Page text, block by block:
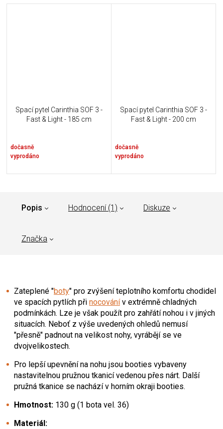
Spací pytel Carinthia SOF 3 -
Fast & Light - 185 cm
dočasně
vyprodáno
Spací pytel Carinthia SOF 3 -
Fast & Light - 200 cm
dočasně
vyprodáno
Popis Hodnocení (1) Diskuze
Značka
Zateplené "boty" pro zvýšení teplotního komfortu chodidel
ve spacích pytlích při nocovánív extrémně chladných
podmínkách. Lze je však použít pro zahřátí nohou i v jiných
situacích. Neboť z výše uvedených ohledů nemusí
"přesně" padnout na velikost nohy, vyrábějí se ve
dvojvelikostech.
Pro lepší upevnění na nohu jsou booties vybaveny
nastavitelnou pružnou tkanicí vedenou přes nárt. Další
pružná tkanice se nachází v horním okraji booties.
Hmotnost: 130 g (1 bota vel. 36)
Materiál: